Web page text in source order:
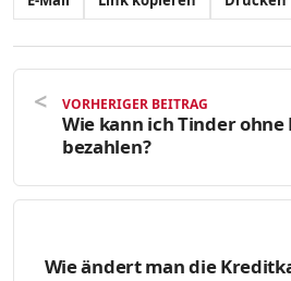
VORHERIGER BEITRAG
Wie kann ich Tinder
bezahlen?
Wie ändert man die